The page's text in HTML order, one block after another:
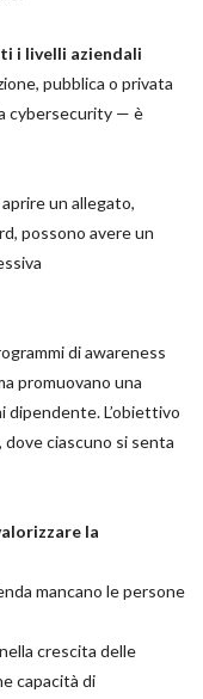
i livelli aziendali
pubblica o privata
cybersecurity — è
un allegato,
possono avere un
di awareness
promuovano una
dipendente. L’obiettivo
dove ciascuno si senta
la
mancano le persone
crescita delle
capacità di